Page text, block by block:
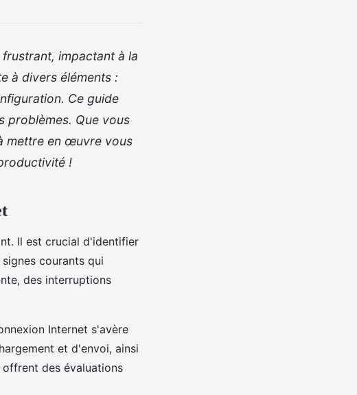
impactant à la
à divers éléments :
Ce guide
problèmes. Que vous
mettre en œuvre vous
!
Il est crucial d'identifier
courants qui
des interruptions
Internet s'avère
et d'envoi, ainsi
des évaluations